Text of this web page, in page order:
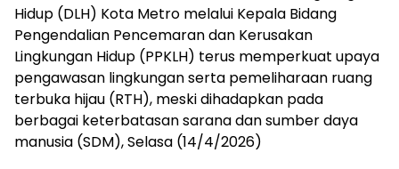
Hidup (DLH) Kota Metro melalui Kepala Bidang
Pengendalian Pencemaran dan Kerusakan
Lingkungan Hidup (PPKLH) terus memperkuat upaya
pengawasan lingkungan serta pemeliharaan ruang
terbuka hijau (RTH), meski dihadapkan pada
berbagai keterbatasan sarana dan sumber daya
manusia (SDM), Selasa (14/4/2026)